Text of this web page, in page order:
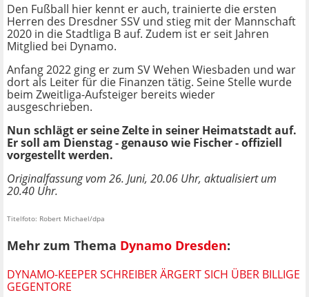
Den Fußball hier kennt er auch, trainierte die ersten
Herren des Dresdner SSV und stieg mit der Mannschaft
2020 in die Stadtliga B auf. Zudem ist er seit Jahren
Mitglied bei Dynamo.
Anfang 2022 ging er zum SV Wehen Wiesbaden und war
dort als Leiter für die Finanzen tätig. Seine Stelle wurde
beim Zweitliga-Aufsteiger bereits wieder
ausgeschrieben.
Nun schlägt er seine Zelte in seiner Heimatstadt auf.
Er soll am Dienstag - genauso wie Fischer - offiziell
vorgestellt werden.
Originalfassung vom 26. Juni, 20.06 Uhr, aktualisiert um
20.40 Uhr.
Titelfoto: Robert Michael/dpa
Mehr zum Thema Dynamo Dresden:
DYNAMO-KEEPER SCHREIBER ÄRGERT SICH ÜBER BILLIGE
GEGENTORE